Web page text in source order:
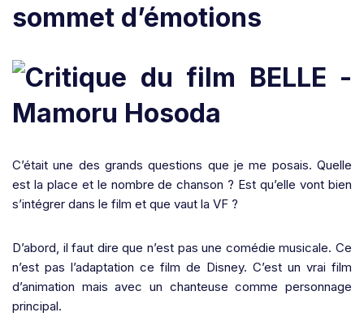
sommet d’émotions
C’était une des grands questions que je me posais. Quelle
est la place et le nombre de chanson ? Est qu’elle vont bien
s’intégrer dans le film et que vaut la VF ?
D’abord, il faut dire que n’est pas une comédie musicale. Ce
n’est pas l’adaptation ce film de Disney. C’est un vrai film
d’animation mais avec un chanteuse comme personnage
principal.